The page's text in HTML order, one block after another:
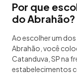
Por que
do Abrahão?
Ao escolher um
Abrahão, você
Catanduva, SP na
estabelecimentos